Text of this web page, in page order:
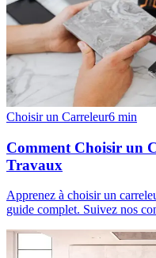
Choisir un Carreleur6 min
Comment Choisir un
Travaux
Apprenez à choisir un
guide complet. Suivez nos